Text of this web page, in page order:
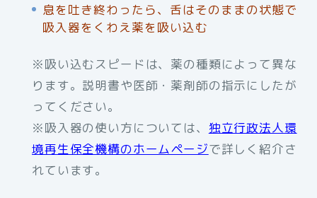
息を吐き終わったら、舌はそのままの状態で
吸入器をくわえ薬を吸い込む
※吸い込むスピードは、薬の種類によって異な
ります。説明書や医師・薬剤師の指示にしたが
ってください。
※吸入器の使い方については、 独立行政法人環
境再生保全機構のホームページで詳しく紹介さ
れています。